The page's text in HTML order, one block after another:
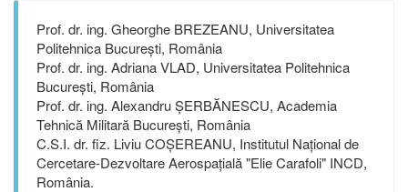
Prof. dr. ing. Gheorghe BREZEANU, Universitatea
Politehnica București, România
Prof. dr. ing. Adriana VLAD, Universitatea Politehnica
București, România
Prof. dr. ing. Alexandru ȘERBĂNESCU, Academia
Tehnică Militară București, România
C.S.I. dr. fiz. Liviu COȘEREANU, Institutul Național de
Cercetare-Dezvoltare Aerospațială "Elie Carafoli" INCD,
România.